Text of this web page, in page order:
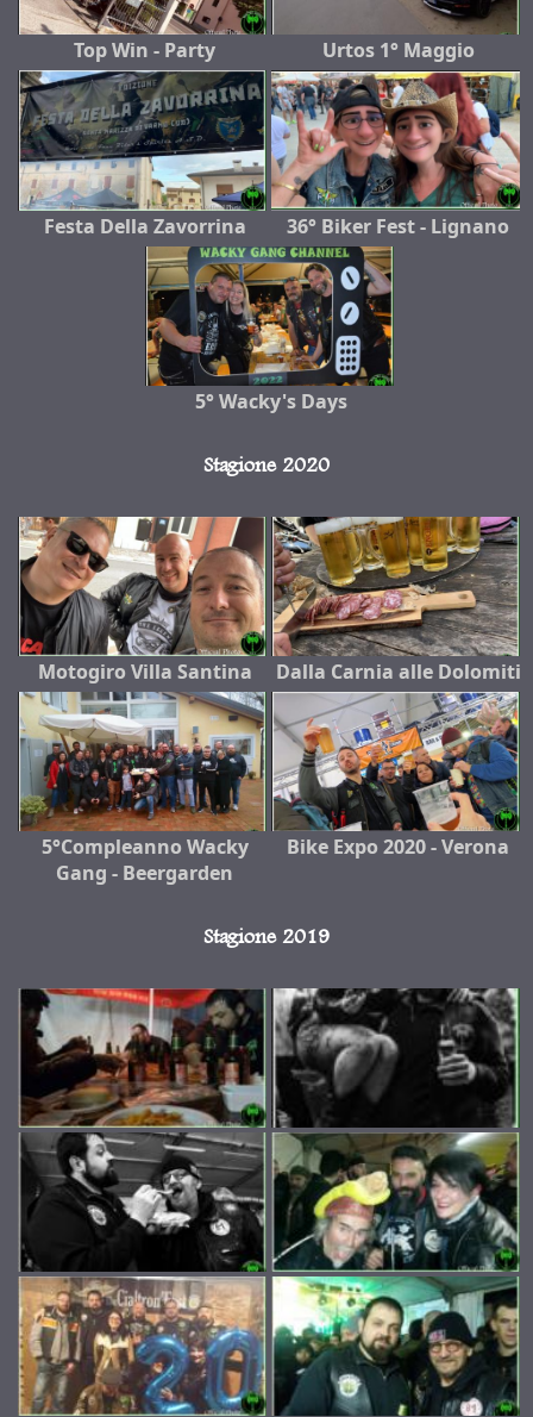
Top Win - Party Urtos 1° Maggio
Festa Della Zavorrina 36° Biker Fest - Lignano
5° Wacky's Days
Stagione 2020
Motogiro Villa Santina Dalla Carnia alle Dolomiti
5°Compleanno Wacky
Gang - Beergarden
Bike Expo 2020 - Verona
Stagione 2019